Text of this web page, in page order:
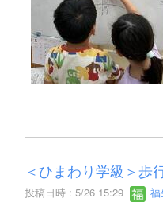
＜ひまわり学級＞歩
投稿日時 : 5/26 15:29